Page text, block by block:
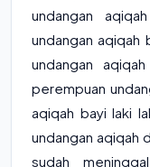
undangan
undangan aqiqah
undangan
perempuan
aqiqah bayi laki
undangan aqiqah
sudah